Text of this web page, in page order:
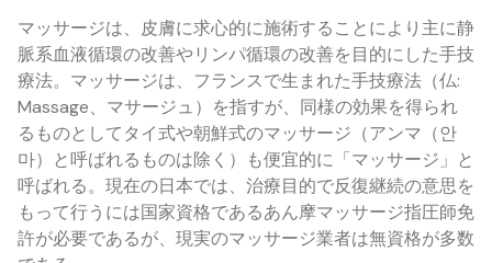
マッサージは、皮膚に求心的に施術することにより主に静
脈系血液循環の改善やリンパ循環の改善を目的にした手技
療法。マッサージは、フランスで生まれた手技療法（仏:
Massage、マサージュ）を指すが、同様の効果を得られ
るものとしてタイ式や朝鮮式のマッサージ（アンマ（안
마）と呼ばれるものは除く）も便宜的に「マッサージ」と
呼ばれる。現在の日本では、治療目的で反復継続の意思を
もって行うには国家資格であるあん摩マッサージ指圧師免
許が必要であるが、現実のマッサージ業者は無資格が多数